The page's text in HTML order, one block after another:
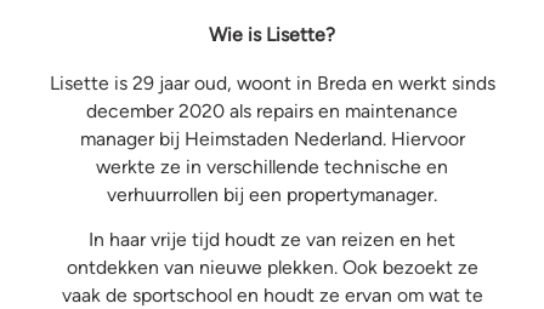
Wie is Lisette?
Lisette is 29 jaar oud, woont in Breda en werkt sinds
december 2020 als repairs en maintenance
manager bij Heimstaden Nederland. Hiervoor
werkte ze in verschillende technische en
verhuurrollen bij een propertymanager.
In haar vrije tijd houdt ze van reizen en het
ontdekken van nieuwe plekken. Ook bezoekt ze
vaak de sportschool en houdt ze ervan om wat te